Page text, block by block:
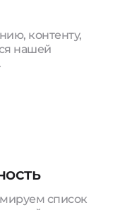
контенту,
нашей
список